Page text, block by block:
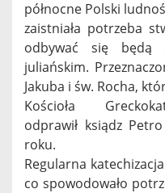
północne Polski
zaistniała potrzeba
odbywać się będą
juliańskim.
Jakuba i św. Rocha,
Kościoła
odprawił ksiądz
roku.
Regularna
co spowodowało